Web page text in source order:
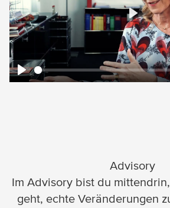
Play
Play
Advisory
Im Advisory bist du
geht, echte Veränderungen